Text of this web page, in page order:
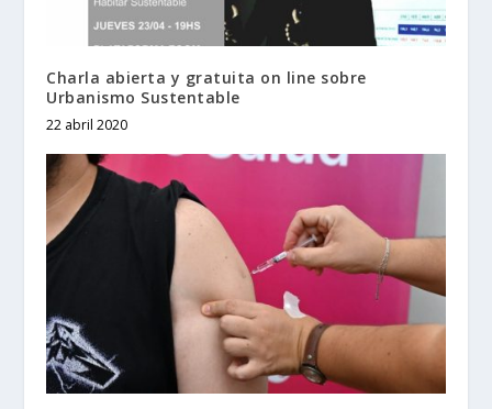
Charla abierta y gratuita on line sobre
Urbanismo Sustentable
22 abril 2020